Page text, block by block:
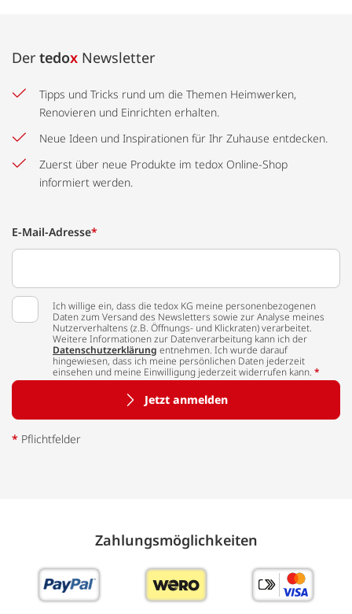
Der tedox Newsletter
Tipps und Tricks rund um die Themen Heimwerken,
Renovieren und Einrichten erhalten.
Neue Ideen und Inspirationen für Ihr Zuhause entdecken.
Zuerst über neue Produkte im tedox Online-Shop
informiert werden.
E-Mail-Adresse*
Ich willige ein, dass die tedox KG meine personenbezogenen
Daten zum Versand des Newsletters sowie zur Analyse meines
Nutzerverhaltens (z.B. Öffnungs- und Klickraten) verarbeitet.
Weitere Informationen zur Datenverarbeitung kann ich der
Datenschutzerklärung entnehmen. Ich wurde darauf
hingewiesen, dass ich meine persönlichen Daten jederzeit
einsehen und meine Einwilligung jederzeit widerrufen kann. *
Jetzt anmelden
* Pflichtfelder
Zahlungs­möglich­keiten